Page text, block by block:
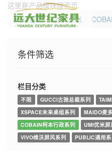
这里是产品模块搜索页
网站首页
办公家具
条件筛选
栏目分类
不限 GUCCI古驰总裁系列
XSPACE未来桌组系列
MAIDO麦
COBAIN柯本行政系列
UMI优米屏
VIVO维沃屏风系列
PUBLIC通用